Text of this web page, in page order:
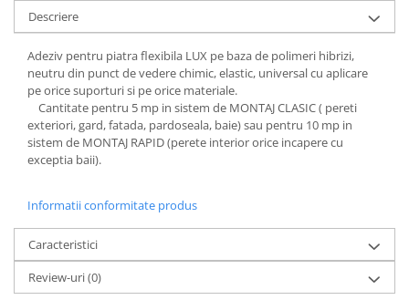
Descriere
Adeziv pentru piatra flexibila LUX pe baza de polimeri hibrizi,
neutru din punct de vedere chimic, elastic, universal cu aplicare
pe orice suporturi si pe orice materiale.
Cantitate pentru 5 mp in sistem de MONTAJ CLASIC ( pereti
exteriori, gard, fatada, pardoseala, baie) sau pentru 10 mp in
sistem de MONTAJ RAPID (perete interior orice incapere cu
exceptia baii).
Informatii conformitate produs
Caracteristici
Review-uri(0)